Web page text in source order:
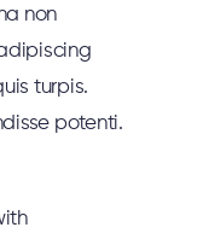
non
turpis.
potenti.